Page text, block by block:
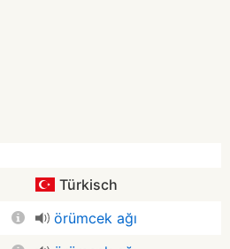
Türkisch
örümcek ağı